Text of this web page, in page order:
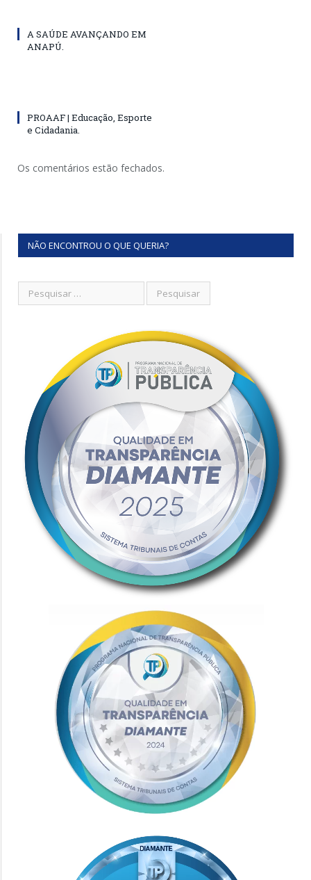
A SAÚDE AVANÇANDO EM
ANAPÚ.
PROAAF | Educação, Esporte
e Cidadania.
Os comentários estão fechados.
NÃO ENCONTROU O QUE QUERIA?